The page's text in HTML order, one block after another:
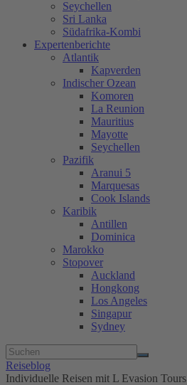
Seychellen
Sri Lanka
Südafrika-Kombi
Expertenberichte
Atlantik
Kapverden
Indischer Ozean
Komoren
La Reunion
Mauritius
Mayotte
Seychellen
Pazifik
Aranui 5
Marquesas
Cook Islands
Karibik
Antillen
Dominica
Marokko
Stopover
Auckland
Hongkong
Los Angeles
Singapur
Sydney
Reiseblog
Individuelle Reisen mit L Evasion Tours